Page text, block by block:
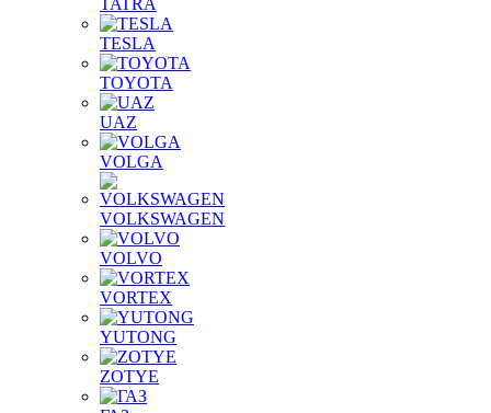
TATRA
TESLA
TOYOTA
UAZ
VOLGA
VOLKSWAGEN
VOLVO
VORTEX
YUTONG
ZOTYE